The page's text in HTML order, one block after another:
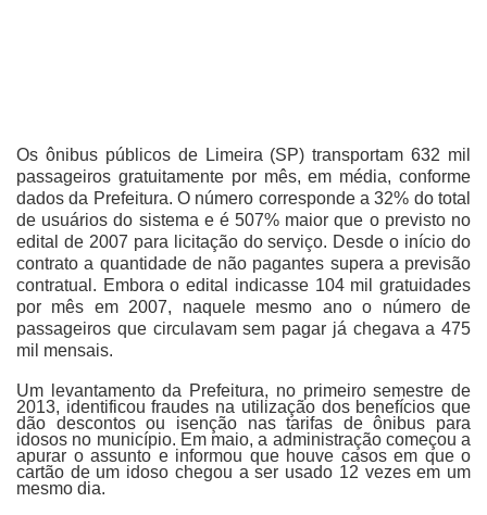
Os ônibus públicos de Limeira (SP) transportam 632 mil
passageiros gratuitamente por mês, em média, conforme
dados da Prefeitura. O número corresponde a 32% do total
de usuários do sistema e é 507% maior que o previsto no
edital de 2007 para licitação do serviço. Desde o início do
contrato a quantidade de não pagantes supera a previsão
contratual. Embora o edital indicasse 104 mil gratuidades
por mês em 2007, naquele mesmo ano o número de
passageiros que circulavam sem pagar já chegava a 475
mil mensais.
Um levantamento da Prefeitura, no primeiro semestre de
2013, identificou fraudes na utilização dos benefícios que
dão descontos ou isenção nas tarifas de ônibus para
idosos no município. Em maio, a administração começou a
apurar o assunto e informou que houve casos em que o
cartão de um idoso chegou a ser usado 12 vezes em um
mesmo dia.